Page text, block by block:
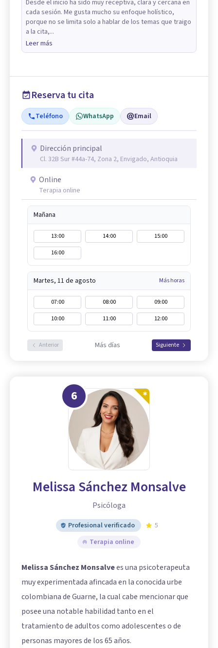
Desde el inicio ha sido muy receptiva, clara y cercana en
cada sesión. Me gusta mucho su enfoque holístico,
porque no se limita solo a hablar de los temas que traigo
a la cita,...
Leer más
Reserva tu cita
Teléfono WhatsApp Email
Dirección principal
Cl. 32B Sur #44a-74, Zona 2, Envigado, Antioquia
Online
Terapia online
Mañana
13:00 14:00
15:00
16:00
Martes, 11 de agosto Más horas
07:00 08:00
09:00
10:00
11:00 12:00
Anterior Más días Siguiente
6
Melissa Sánchez Monsalve
Psicóloga
Profesional verificado
5
Terapia online
Melissa Sánchez Monsalvees una psicoterapeuta
muy experimentada afincada en la conocida urbe
colombiana de Guarne, la cual cabe mencionar que
posee una notable habilidad tanto en el
tratamiento de adultos como adolescentes o de
personas mayores de los 65 años.